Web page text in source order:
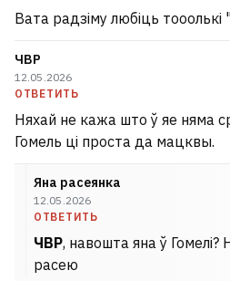
Вата радзіму любіць тооолькі
ЧВР
12.05.2026
ОТВЕТИТЬ
Няхай не кажа што ў яе няма
Гомель ці проста да мацквы.
Яна расеянка
12.05.2026
ОТВЕТИТЬ
ЧВР, навошта яна ў
расею